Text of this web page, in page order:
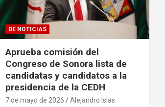
DE NOTICIAS
Aprueba comisión del
Congreso de Sonora lista de
candidatas y candidatos a la
presidencia de la CEDH
7 de mayo de 2026 Alejandro Islas